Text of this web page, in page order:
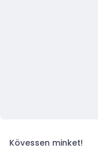
Kövessen minket!